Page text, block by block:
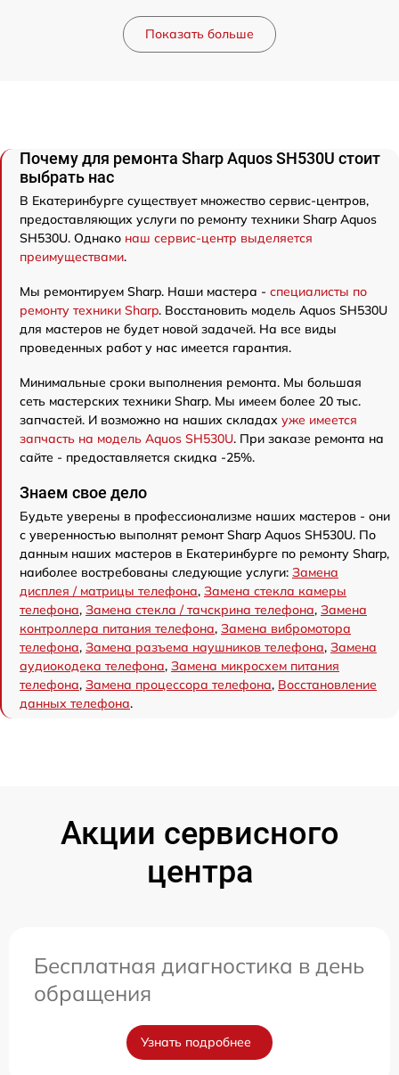
Показать больше
Почему для ремонта Sharp Aquos SH530U стоит
выбрать нас
В Екатеринбурге существует множество сервис-центров,
предоставляющих услуги по ремонту техники Sharp Aquos
SH530U. Однако наш сервис-центр выделяется
преимуществами.
Мы ремонтируем Sharp. Наши мастера - специалисты по
ремонту техники Sharp. Восстановить модель Aquos SH530U
для мастеров не будет новой задачей. На все виды
проведенных работ у нас имеется гарантия.
Минимальные сроки выполнения ремонта. Мы большая
сеть мастерских техники Sharp. Мы имеем более 20 тыс.
запчастей. И возможно на наших складах уже имеется
запчасть на модель Aquos SH530U. При заказе ремонта на
сайте - предоставляется скидка -25%.
Знаем свое дело
Будьте уверены в профессионализме наших мастеров - они
с уверенностью выполнят ремонт Sharp Aquos SH530U. По
данным наших мастеров в Екатеринбурге по ремонту Sharp,
наиболее востребованы следующие услуги: Замена
дисплея / матрицы телефона, Замена стекла камеры
телефона, Замена стекла / тачскрина телефона, Замена
контроллера питания телефона, Замена вибромотора
телефона, Замена разъема наушников телефона, Замена
аудиокодека телефона, Замена микросхем питания
телефона, Замена процессора телефона, Восстановление
данных телефона.
Акции сервисного
центра
Бесплатная диагностика в день
обращения
Узнать подробнее